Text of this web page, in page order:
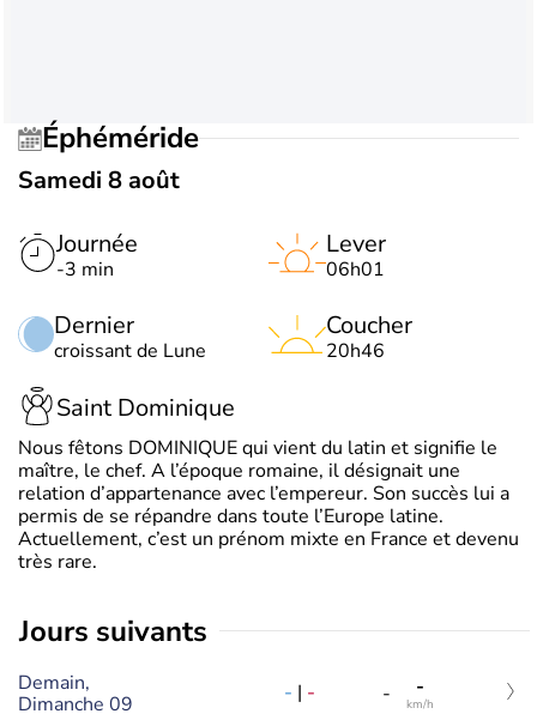
Éphéméride
Samedi 8 août
Journée
-3 min
Dernier
croissant de Lune
Lever
06h01
Coucher
20h46
Saint Dominique
Nous fêtons DOMINIQUE qui vient du latin et signifie le
maître, le chef. A l’époque romaine, il désignait une
relation d’appartenance avec l’empereur. Son succès lui a
permis de se répandre dans toute l’Europe latine.
Actuellement, c’est un prénom mixte en France et devenu
très rare.
jours suivants
Demain,
Dimanche 09
- | - - -
km/h